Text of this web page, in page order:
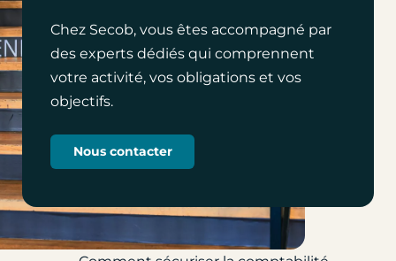
Chez Secob, vous êtes accompagné par
des experts dédiés qui comprennent
votre activité, vos obligations et vos
objectifs.
Nous contacter